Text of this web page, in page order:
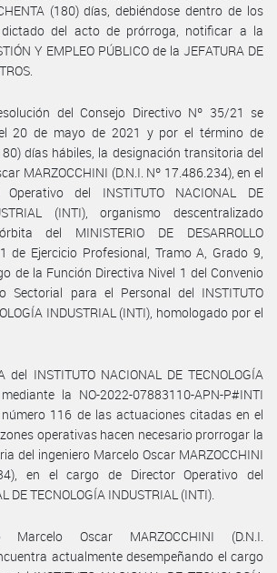
(180) días, debiéndose dentro de los
dictado del acto de prórroga, notificar a la
Y EMPLEO PÚBLICO de la JEFATURA DE
del Consejo Directivo Nº 35/21 se
20 de mayo de 2021 y por el término de
días hábiles, la designación transitoria del
MARZOCCHINI (D.N.I. Nº 17.486.234), en el
del INSTITUTO NACIONAL DE
(INTI), organismo descentralizado
del MINISTERIO DE DESARROLLO
1 de Ejercicio Profesional, Tramo A, Grado 9,
de la Función Directiva Nivel 1 del Convenio
Sectorial para el Personal del INSTITUTO
INDUSTRIAL (INTI), homologado por el
del INSTITUTO NACIONAL DE TECNOLOGÍA
la NO-2022-07883110-APN-P#INTI
116 de las actuaciones citadas en el
operativas hacen necesario prorrogar la
del ingeniero Marcelo Oscar MARZOCCHINI
en el cargo de Director Operativo del
DE TECNOLOGÍA INDUSTRIAL (INTI).
Oscar MARZOCCHINI (D.N.I.
actualmente desempeñando el cargo